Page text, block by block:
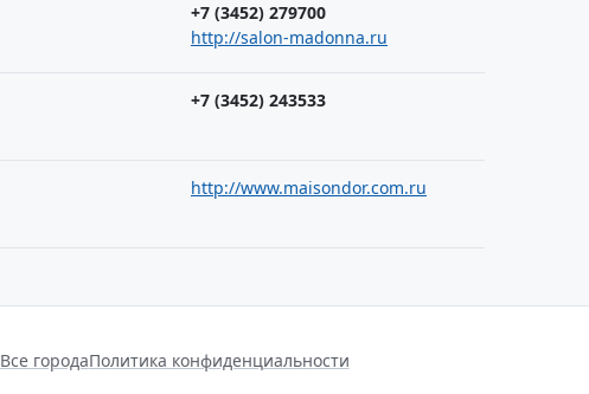
+7 (3452) 279700
http://salon-madonna.ru
+7 (3452) 243533
http://www.maisondor.com.ru
Все городаПолитика конфиденциальности